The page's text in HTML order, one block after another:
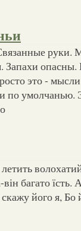
руки.
Запахи опасны.
это -
по умолчанью.
багато їсть.
скажу його я, Бо